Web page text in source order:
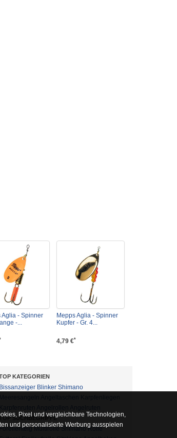
Aglia - Spinner
-...
Mepps Aglia - Spinner
Kupfer - Gr. 4...
4,79 €*
KATEGORIEN
Bissanzeiger Blinker Shimano
SUCHBEGRIFFE
Forellenteig Multirolle Shimano Rolle
Pixel und vergleichbare Technologien,
und personalisierte Werbung ausspielen